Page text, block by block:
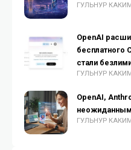
ГУЛЬНУР
OpenAI
бесплатного
стали
ГУЛЬНУР
OpenAI,
ГУЛЬНУР